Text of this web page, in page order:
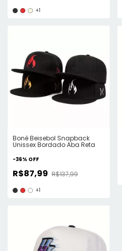
+1
Boné Beisebol Snapback
Unissex Bordado Aba Reta
-36% OFF
R$87,99 R$137,99
+1